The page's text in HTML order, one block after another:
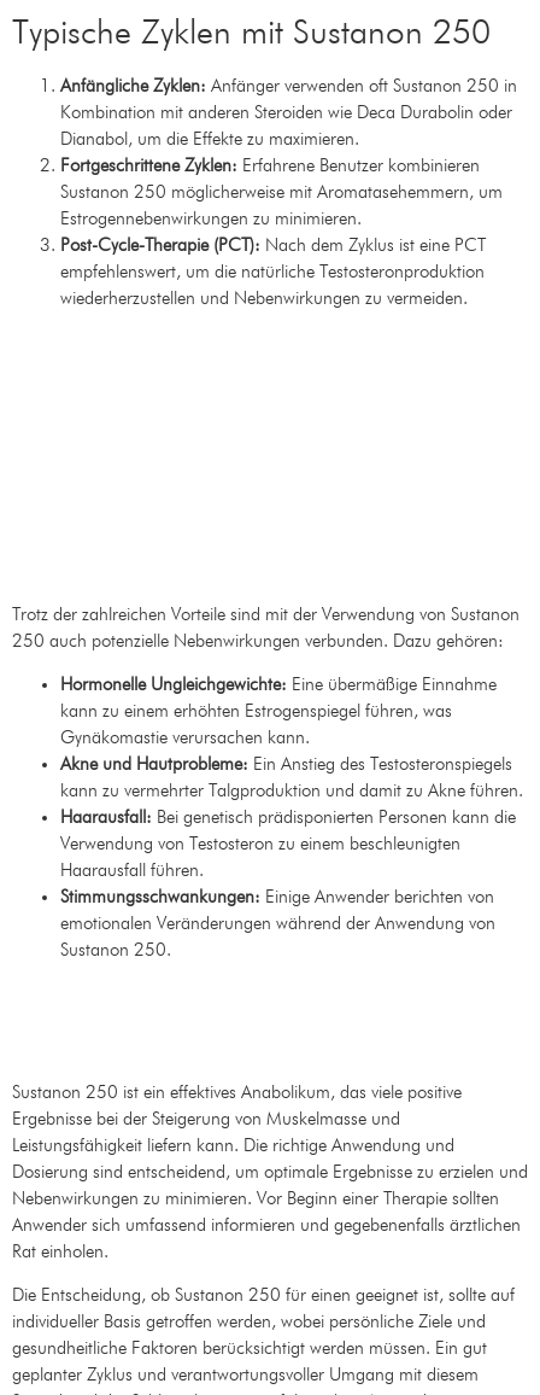
Typische Zyklen mit Sustanon 250
Anfängliche Zyklen: Anfänger verwenden oft Sustanon 250 in
Kombination mit anderen Steroiden wie Deca Durabolin oder
Dianabol, um die Effekte zu maximieren.
Fortgeschrittene Zyklen: Erfahrene Benutzer kombinieren
Sustanon 250 möglicherweise mit Aromatasehemmern, um
Estrogennebenwirkungen zu minimieren.
Post-Cycle-Therapie (PCT): Nach dem Zyklus ist eine PCT
empfehlenswert, um die natürliche Testosteronproduktion
wiederherzustellen und Nebenwirkungen zu vermeiden.
Trotz der zahlreichen Vorteile sind mit der Verwendung von Sustanon
250 auch potenzielle Nebenwirkungen verbunden. Dazu gehören:
Hormonelle Ungleichgewichte: Eine übermäßige Einnahme
kann zu einem erhöhten Estrogenspiegel führen, was
Gynäkomastie verursachen kann.
Akne und Hautprobleme: Ein Anstieg des Testosteronspiegels
kann zu vermehrter Talgproduktion und damit zu Akne führen.
Haarausfall: Bei genetisch prädisponierten Personen kann die
Verwendung von Testosteron zu einem beschleunigten
Haarausfall führen.
Stimmungsschwankungen: Einige Anwender berichten von
emotionalen Veränderungen während der Anwendung von
Sustanon 250.
Sustanon 250 ist ein effektives Anabolikum, das viele positive
Ergebnisse bei der Steigerung von Muskelmasse und
Leistungsfähigkeit liefern kann. Die richtige Anwendung und
Dosierung sind entscheidend, um optimale Ergebnisse zu erzielen und
Nebenwirkungen zu minimieren. Vor Beginn einer Therapie sollten
Anwender sich umfassend informieren und gegebenenfalls ärztlichen
Rat einholen.
Die Entscheidung, ob Sustanon 250 für einen geeignet ist, sollte auf
individueller Basis getroffen werden, wobei persönliche Ziele und
gesundheitliche Faktoren berücksichtigt werden müssen. Ein gut
geplanter Zyklus und verantwortungsvoller Umgang mit diesem